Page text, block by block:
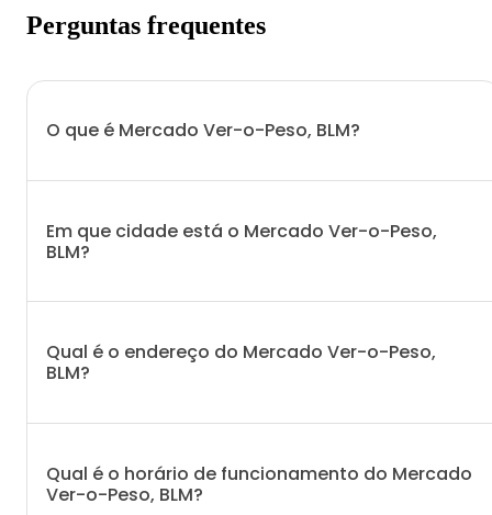
Perguntas frequentes
O que é Mercado Ver-o-Peso, BLM?
Em que cidade está o Mercado Ver-o-Peso,
BLM?
Qual é o endereço do Mercado Ver-o-Peso,
BLM?
Qual é o horário de funcionamento do Mercado
Ver-o-Peso, BLM?